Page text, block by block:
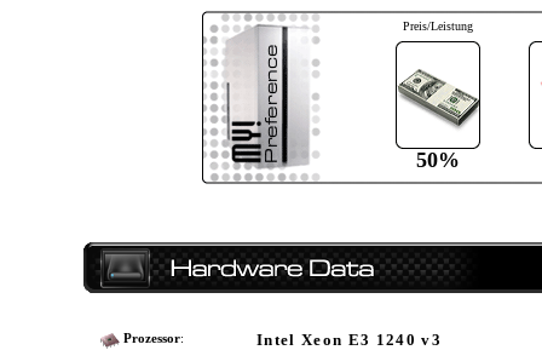
Preis/Leistung
50%
Prozessor: Intel Xeon E3 1240 v3